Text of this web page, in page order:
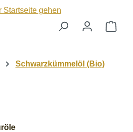
Schwarzkümmelöl (Bio)